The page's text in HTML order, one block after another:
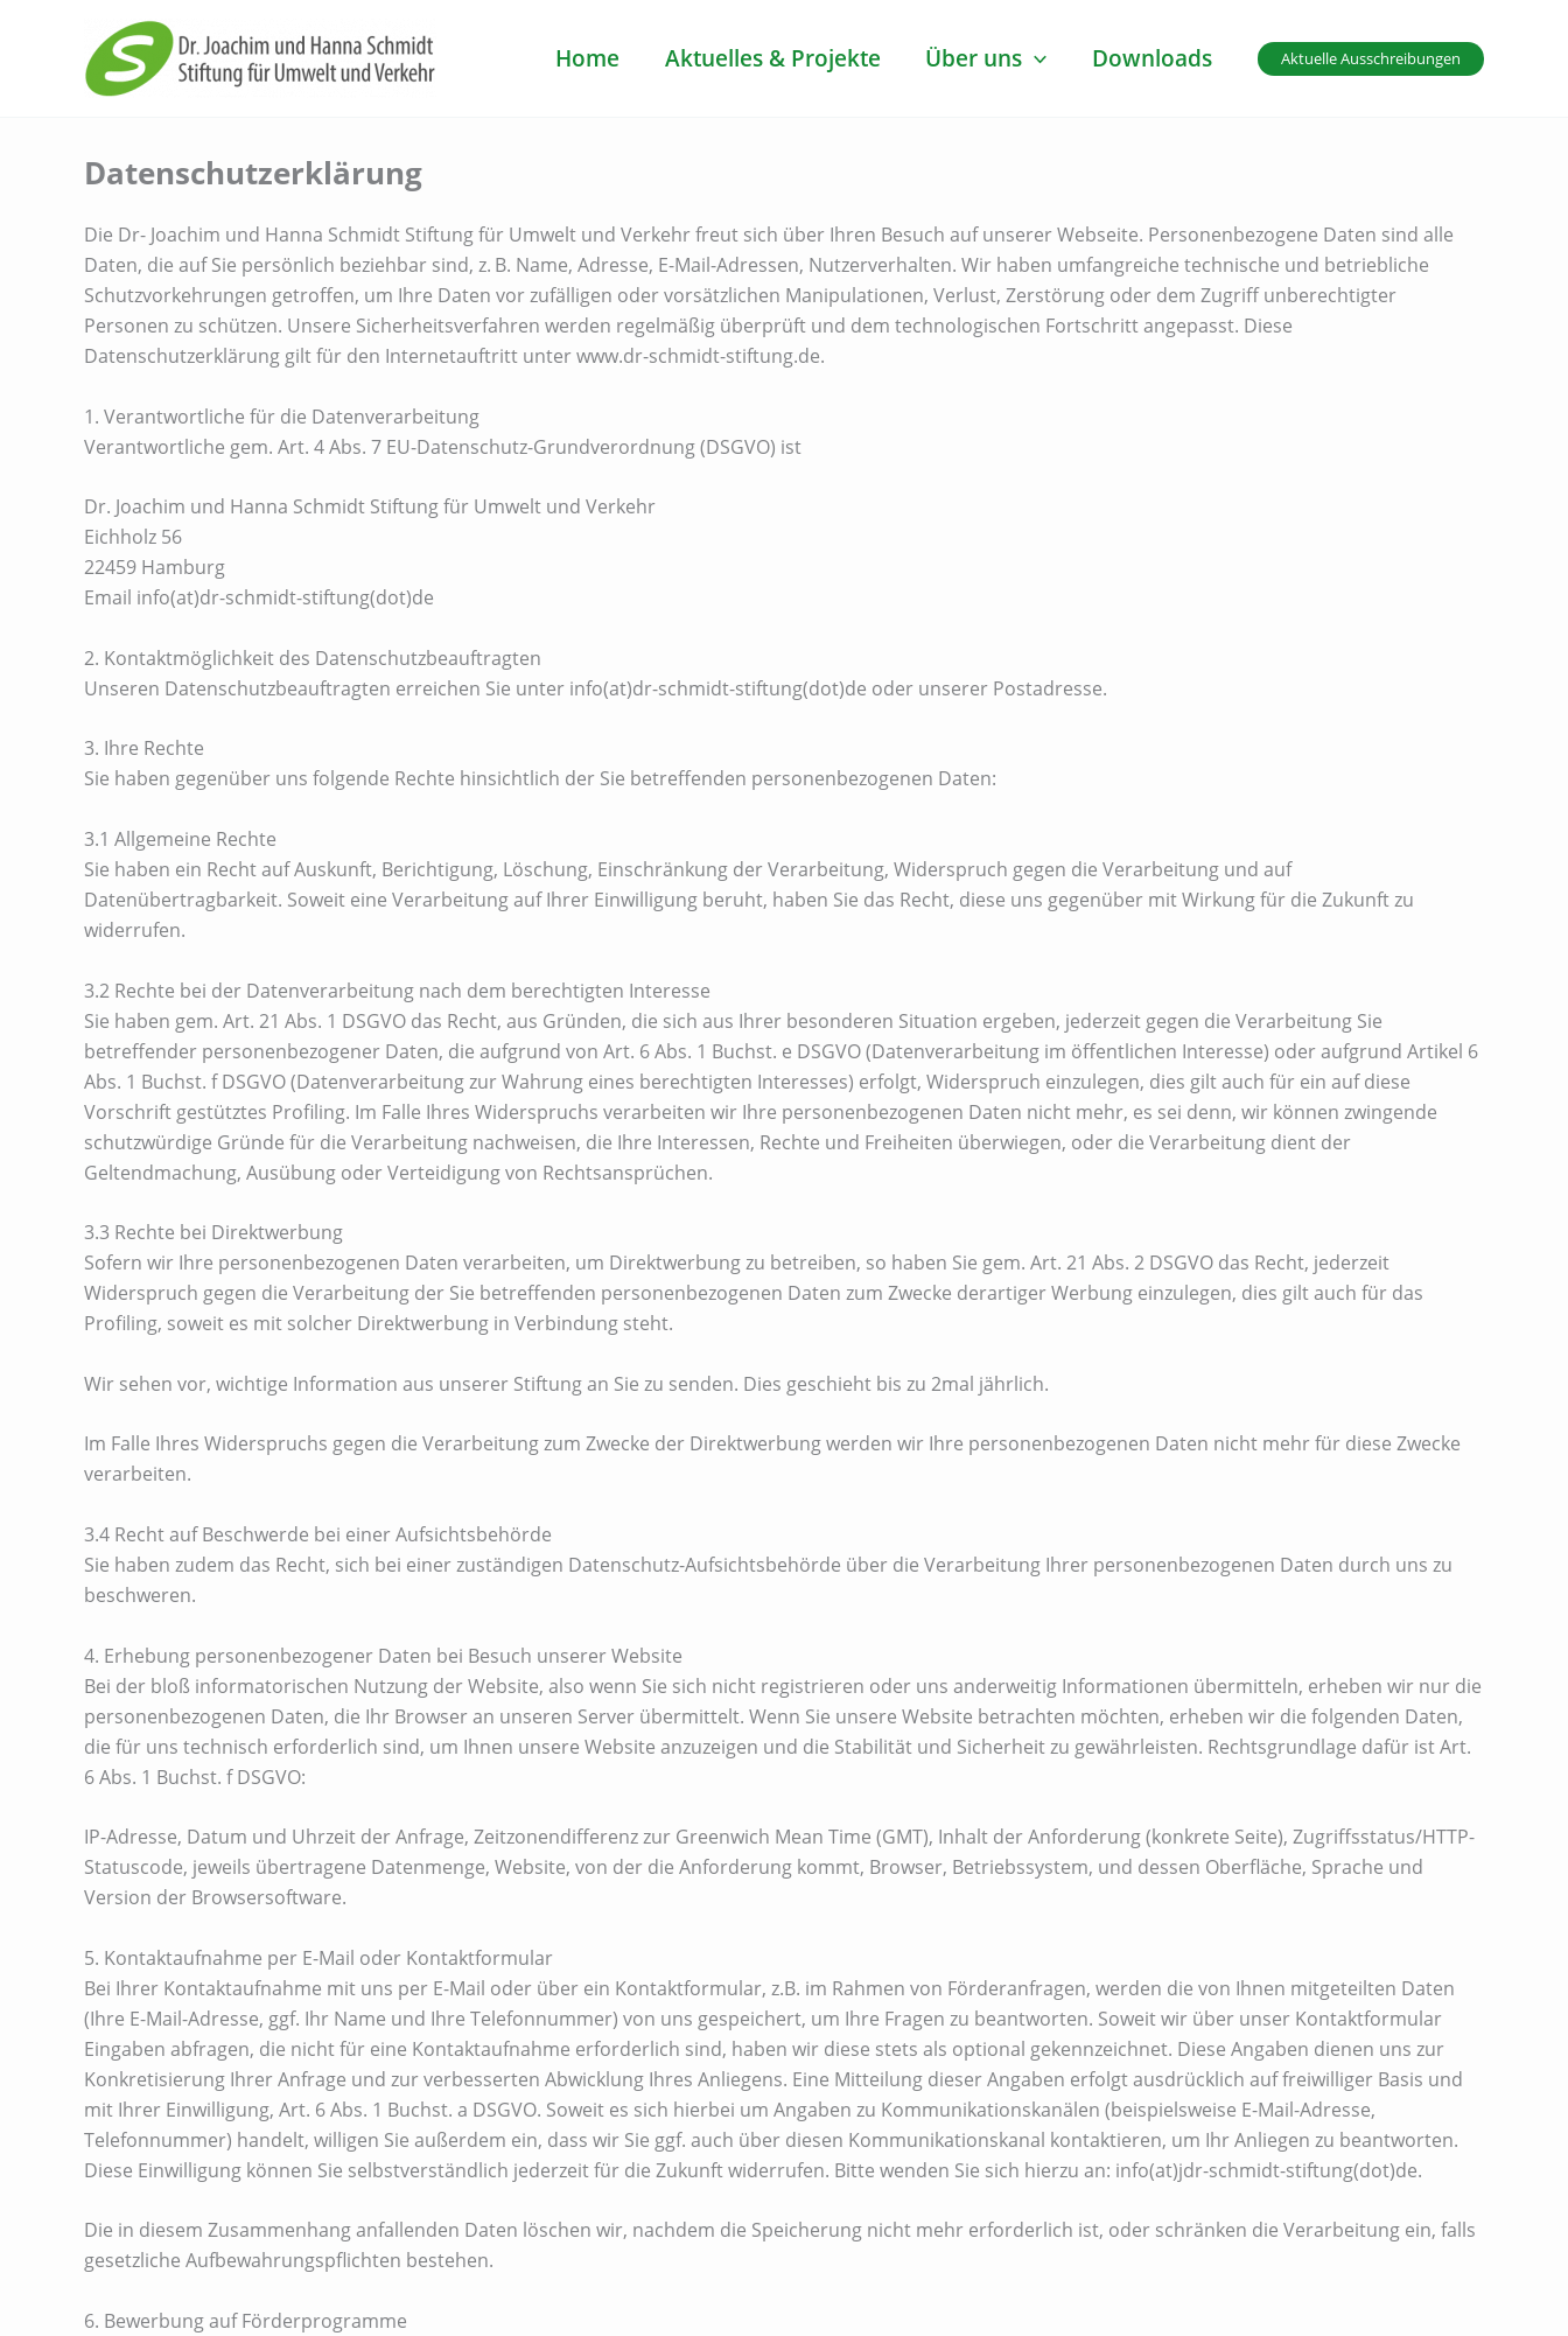
Home Aktuelles & Projekte Über uns Downloads Aktuelle Ausschreibungen
Datenschutzerklärung
Die Dr- Joachim und Hanna Schmidt Stiftung für Umwelt und Verkehr freut sich über Ihren Besuch auf unserer Webseite. Personenbezogene Daten sind alle
Daten, die auf Sie persönlich beziehbar sind, z. B. Name, Adresse, E-Mail-Adressen, Nutzerverhalten. Wir haben umfangreiche technische und betriebliche
Schutzvorkehrungen getroffen, um Ihre Daten vor zufälligen oder vorsätzlichen Manipulationen, Verlust, Zerstörung oder dem Zugriff unberechtigter
Personen zu schützen. Unsere Sicherheitsverfahren werden regelmäßig überprüft und dem technologischen Fortschritt angepasst. Diese
Datenschutzerklärung gilt für den Internetauftritt unter www.dr-schmidt-stiftung.de.
1. Verantwortliche für die Datenverarbeitung
Verantwortliche gem. Art. 4 Abs. 7 EU-Datenschutz-Grundverordnung (DSGVO) ist
Dr. Joachim und Hanna Schmidt Stiftung für Umwelt und Verkehr
Eichholz 56
22459 Hamburg
Email info(at)dr-schmidt-stiftung(dot)de
2. Kontaktmöglichkeit des Datenschutzbeauftragten
Unseren Datenschutzbeauftragten erreichen Sie unter info(at)dr-schmidt-stiftung(dot)de oder unserer Postadresse.
3. Ihre Rechte
Sie haben gegenüber uns folgende Rechte hinsichtlich der Sie betreffenden personenbezogenen Daten:
3.1 Allgemeine Rechte
Sie haben ein Recht auf Auskunft, Berichtigung, Löschung, Einschränkung der Verarbeitung, Widerspruch gegen die Verarbeitung und auf
Datenübertragbarkeit. Soweit eine Verarbeitung auf Ihrer Einwilligung beruht, haben Sie das Recht, diese uns gegenüber mit Wirkung für die Zukunft zu
widerrufen.
3.2 Rechte bei der Datenverarbeitung nach dem berechtigten Interesse
Sie haben gem. Art. 21 Abs. 1 DSGVO das Recht, aus Gründen, die sich aus Ihrer besonderen Situation ergeben, jederzeit gegen die Verarbeitung Sie
betreffender personenbezogener Daten, die aufgrund von Art. 6 Abs. 1 Buchst. e DSGVO (Datenverarbeitung im öffentlichen Interesse) oder aufgrund Artikel 6
Abs. 1 Buchst. f DSGVO (Datenverarbeitung zur Wahrung eines berechtigten Interesses) erfolgt, Widerspruch einzulegen, dies gilt auch für ein auf diese
Vorschrift gestütztes Profiling. Im Falle Ihres Widerspruchs verarbeiten wir Ihre personenbezogenen Daten nicht mehr, es sei denn, wir können zwingende
schutzwürdige Gründe für die Verarbeitung nachweisen, die Ihre Interessen, Rechte und Freiheiten überwiegen, oder die Verarbeitung dient der
Geltendmachung, Ausübung oder Verteidigung von Rechtsansprüchen.
3.3 Rechte bei Direktwerbung
Sofern wir Ihre personenbezogenen Daten verarbeiten, um Direktwerbung zu betreiben, so haben Sie gem. Art. 21 Abs. 2 DSGVO das Recht, jederzeit
Widerspruch gegen die Verarbeitung der Sie betreffenden personenbezogenen Daten zum Zwecke derartiger Werbung einzulegen, dies gilt auch für das
Profiling, soweit es mit solcher Direktwerbung in Verbindung steht.
Wir sehen vor, wichtige Information aus unserer Stiftung an Sie zu senden. Dies geschieht bis zu 2mal jährlich.
Im Falle Ihres Widerspruchs gegen die Verarbeitung zum Zwecke der Direktwerbung werden wir Ihre personenbezogenen Daten nicht mehr für diese Zwecke
verarbeiten.
3.4 Recht auf Beschwerde bei einer Aufsichtsbehörde
Sie haben zudem das Recht, sich bei einer zuständigen Datenschutz-Aufsichtsbehörde über die Verarbeitung Ihrer personenbezogenen Daten durch uns zu
beschweren.
4. Erhebung personenbezogener Daten bei Besuch unserer Website
Bei der bloß informatorischen Nutzung der Website, also wenn Sie sich nicht registrieren oder uns anderweitig Informationen übermitteln, erheben wir nur die
personenbezogenen Daten, die Ihr Browser an unseren Server übermittelt. Wenn Sie unsere Website betrachten möchten, erheben wir die folgenden Daten,
die für uns technisch erforderlich sind, um Ihnen unsere Website anzuzeigen und die Stabilität und Sicherheit zu gewährleisten. Rechtsgrundlage dafür ist Art.
6 Abs. 1 Buchst. f DSGVO:
IP-Adresse, Datum und Uhrzeit der Anfrage, Zeitzonendifferenz zur Greenwich Mean Time (GMT), Inhalt der Anforderung (konkrete Seite), Zugriffsstatus/HTTP-
Statuscode, jeweils übertragene Datenmenge, Website, von der die Anforderung kommt, Browser, Betriebssystem, und dessen Oberfläche, Sprache und
Version der Browsersoftware.
5. Kontaktaufnahme per E-Mail oder Kontaktformular
Bei Ihrer Kontaktaufnahme mit uns per E-Mail oder über ein Kontaktformular, z.B. im Rahmen von Förderanfragen, werden die von Ihnen mitgeteilten Daten
(Ihre E-Mail-Adresse, ggf. Ihr Name und Ihre Telefonnummer) von uns gespeichert, um Ihre Fragen zu beantworten. Soweit wir über unser Kontaktformular
Eingaben abfragen, die nicht für eine Kontaktaufnahme erforderlich sind, haben wir diese stets als optional gekennzeichnet. Diese Angaben dienen uns zur
Konkretisierung Ihrer Anfrage und zur verbesserten Abwicklung Ihres Anliegens. Eine Mitteilung dieser Angaben erfolgt ausdrücklich auf freiwilliger Basis und
mit Ihrer Einwilligung, Art. 6 Abs. 1 Buchst. a DSGVO. Soweit es sich hierbei um Angaben zu Kommunikationskanälen (beispielsweise E-Mail-Adresse,
Telefonnummer) handelt, willigen Sie außerdem ein, dass wir Sie ggf. auch über diesen Kommunikationskanal kontaktieren, um Ihr Anliegen zu beantworten.
Diese Einwilligung können Sie selbstverständlich jederzeit für die Zukunft widerrufen. Bitte wenden Sie sich hierzu an: info(at)jdr-schmidt-stiftung(dot)de.
Die in diesem Zusammenhang anfallenden Daten löschen wir, nachdem die Speicherung nicht mehr erforderlich ist, oder schränken die Verarbeitung ein, falls
gesetzliche Aufbewahrungspflichten bestehen.
6. Bewerbung auf Förderprogramme